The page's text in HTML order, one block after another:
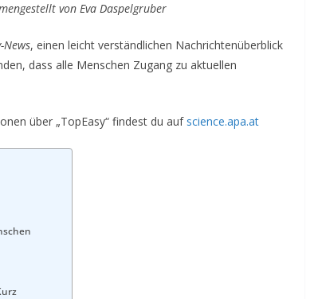
von Eva Daspelgruber
News, einen leicht verständlichen Nachrichtenüberblick
dass alle Menschen Zugang zu aktuellen
über „TopEasy“ findest du auf science.apa.at